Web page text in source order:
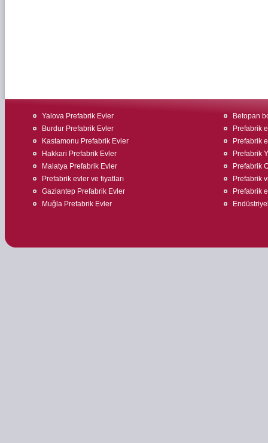
Yalova Prefabrik Evler
Burdur Prefabrik Evler
Kastamonu Prefabrik Evler
Hakkari Prefabrik Evler
Malatya Prefabrik Evler
Prefabrik evler ve fiyatları
Gaziantep Prefabrik Evler
Muğla Prefabrik Evler
Betopan
Prefabrik
Prefabrik
Prefabrik
Prefabrik
Prefabrik
Prefabrik